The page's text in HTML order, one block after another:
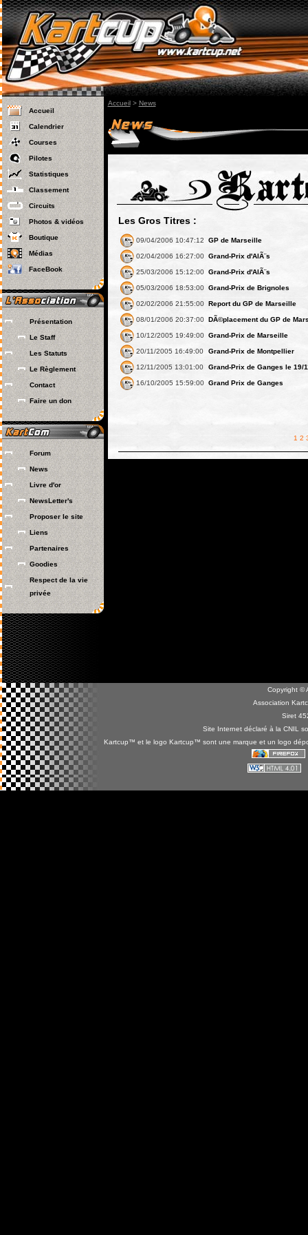
Accueil
Calendrier
Courses
Pilotes
Statistiques
Classement
Circuits
Photos & vidéos
Boutique
Médias
FaceBook
Présentation
Le Staff
Les Statuts
Le Règlement
Contact
Faire un don
Forum
News
Livre d'or
NewsLetter's
Proposer le site
Liens
Partenaires
Goodies
Respect de la vie
privée
Accueil > News
Les Gros Titres :
09/04/2006 10:47:12 GP de Marseille
02/04/2006 16:27:00 Grand-Prix d'AlÃ¨s
25/03/2006 15:12:00 Grand-Prix d'AlÃ¨s
05/03/2006 18:53:00 Grand-Prix de Brignoles
02/02/2006 21:55:00 Report du GP de Marseille
08/01/2006 20:37:00 DÃ©placement du GP de
10/12/2005 19:49:00 Grand-Prix de Marseille
20/11/2005 16:49:00 Grand-Prix de Montpellier
12/11/2005 13:01:00 Grand-Prix de Ganges le 19/
16/10/2005 15:59:00 Grand Prix de Ganges
1 2
Copyright ©
Association
Siret
Site Internet déclaré à la CNIL
Kartcup™ et le logo Kartcup™ sont une marque et un logo